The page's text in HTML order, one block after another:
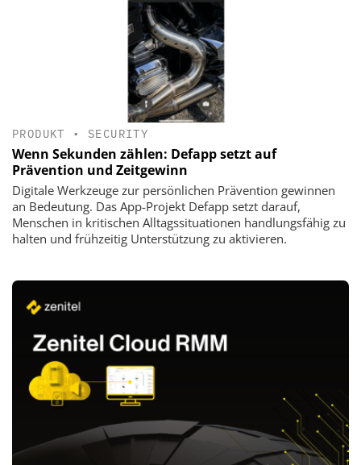
PRODUKT • SECURITY
Wenn Sekunden zählen: Defapp setzt auf
Prävention und Zeitgewinn
Digitale Werkzeuge zur persönlichen Prävention gewinnen
an Bedeutung. Das App-Projekt Defapp setzt darauf,
Menschen in kritischen Alltagssituationen handlungsfähig zu
halten und frühzeitig Unterstützung zu aktivieren.